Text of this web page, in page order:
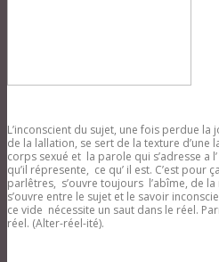
L’inconscient du sujet, une fois perdue
de la lallation, se sert de la texture d’une
corps sexué et la parole qui s’adresse a
qu’il répresente, ce qu’ il est. C’est pour
parlêtres, s’ouvre toujours l’abîme, de
s’ouvre entre le sujet et le savoir
ce vide nécessite un saut dans le réel.
réel. (Alter-réel-ité).